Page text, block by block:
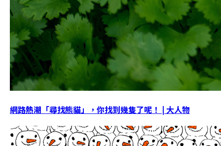
網路熱潮「尋找熊貓」，你找到幾隻了呢！ | 大人物